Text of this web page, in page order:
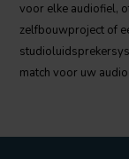
voor elke audiofiel,
zelfbouwproject of
match voor uw